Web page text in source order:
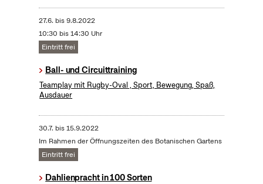
27.6. bis9.8.2022
10:30 bis 14:30 Uhr
Eintritt frei
Ball- und Circuittraining
Teamplay mit Rugby-Oval , Sport, Bewegung, Spaß,
Ausdauer
30.7. bis15.9.2022
Im Rahmen der Öffnungszeiten des Botanischen Gartens
Eintritt frei
Dahlienpracht in 100 Sorten